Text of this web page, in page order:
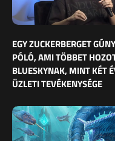
EGY ZUCKERBERGET
PÓLÓ, AMI TÖBBET
BLUESKYNAK, MINT KÉT
ÜZLETI TEVÉKENYSÉGE